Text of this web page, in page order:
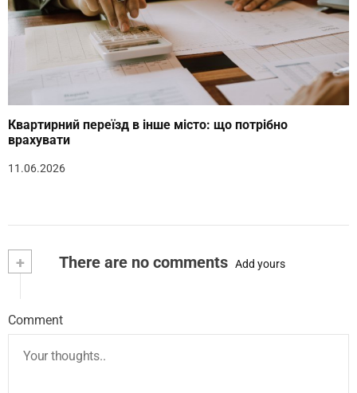
Квартирний переїзд в інше місто: що потрібно
врахувати
11.06.2026
+ There are no comments Add yours
Comment